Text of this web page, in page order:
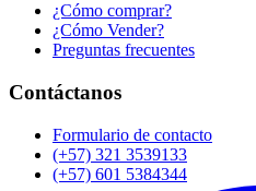
¿Cómo comprar?
¿Cómo Vender?
Preguntas frecuentes
Contáctanos
Formulario de contacto
(+57) 321 3539133
(+57) 601 5384344